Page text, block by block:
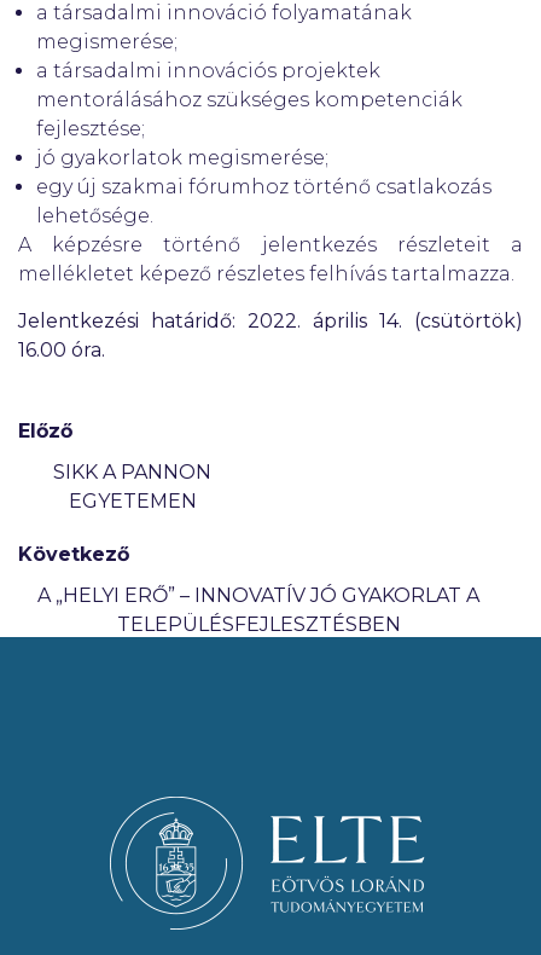
a társadalmi innováció folyamatának
megismerése;
a társadalmi innovációs projektek
mentorálásához szükséges kompetenciák
fejlesztése;
jó gyakorlatok megismerése;
egy új szakmai fórumhoz történő csatlakozás
lehetősége.
A képzésre történő jelentkezés részleteit a
mellékletet képező részletes felhívás tartalmazza.
Jelentkezési határidő: 2022. április 14. (csütörtök)
16.00 óra.
Előző
SIKK A PANNON
EGYETEMEN
Következő
A „HELYI ERŐ” – INNOVATÍV JÓ GYAKORLAT A
TELEPÜLÉSFEJLESZTÉSBEN